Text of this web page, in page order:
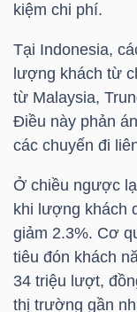
kiệm chi phí.
Tại Indonesia,
lượng khách từ
từ Malaysia,
Điều này phản
các chuyến đi
Ở chiều ngược
khi lượng khách
giảm 2.3%. Cơ
tiêu đón khách
34 triệu lượt,
thị trường gần
DỊCH
VỤ
TRUYỀN
THÔNG
TIỆN
ÍCH